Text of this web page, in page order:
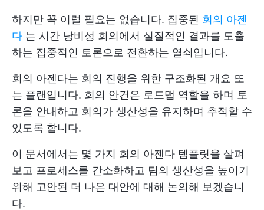
하지만 꼭 이럴 필요는 없습니다. 집중된 회의 아젠
다 는 시간 낭비성 회의에서 실질적인 결과를 도출
하는 집중적인 토론으로 전환하는 열쇠입니다.
회의 아젠다는 회의 진행을 위한 구조화된 개요 또
는 플랜입니다. 회의 안건은 로드맵 역할을 하며 토
론을 안내하고 회의가 생산성을 유지하며 추적할 수
있도록 합니다.
이 문서에서는 몇 가지 회의 아젠다 템플릿을 살펴
보고 프로세스를 간소화하고 팀의 생산성을 높이기
위해 고안된 더 나은 대안에 대해 논의해 보겠습니
다.